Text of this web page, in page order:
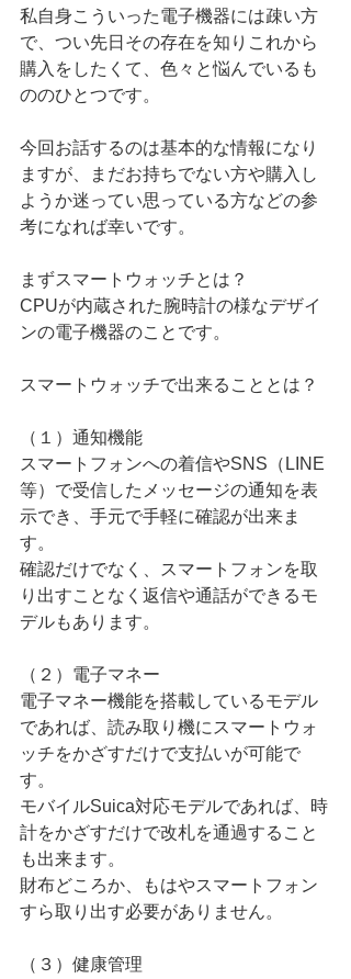
私自身こういった電子機器には疎い方
で、つい先日その存在を知りこれから
購入をしたくて、色々と悩んでいるも
ののひとつです。
今回お話するのは基本的な情報になり
ますが、まだお持ちでない方や購入し
ようか迷ってい思っている方などの参
考になれば幸いです。
まずスマートウォッチとは？
CPUが内蔵された腕時計の様なデザイ
ンの電子機器のことです。
スマートウォッチで出来ることとは？
（１）通知機能
スマートフォンへの着信やSNS（LINE
等）で受信したメッセージの通知を表
示でき、手元で手軽に確認が出来ま
す。
確認だけでなく、スマートフォンを取
り出すことなく返信や通話ができるモ
デルもあります。
（２）電子マネー
電子マネー機能を搭載しているモデル
であれば、読み取り機にスマートウォ
ッチをかざすだけで支払いが可能で
す。
モバイルSuica対応モデルであれば、時
計をかざすだけで改札を通過すること
も出来ます。
財布どころか、もはやスマートフォン
すら取り出す必要がありません。
（３）健康管理